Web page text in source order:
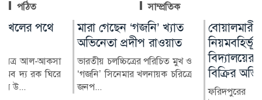
পঠিত সাম্প্রতিক
মারা গেছেন ‘গজনি’ খ্যাত
অভিনেতা প্রদীপ রাওয়াত
ভারতীয় চলচ্চিত্রের পরিচিত মুখ ও
‘গজনি’ সিনেমার খলনায়ক চরিত্রে
জনপ...
বোয়ালমারীতে
নিয়মবহির্ভূতভাবে
বিদ্যালয়ের মালামাল
বিক্রির অভিযোগ
ফরিদপুরের বোয়ালমারী